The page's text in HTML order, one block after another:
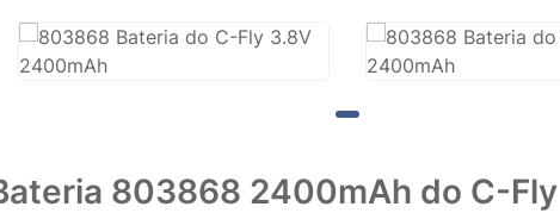
803868 2400mAh do C-